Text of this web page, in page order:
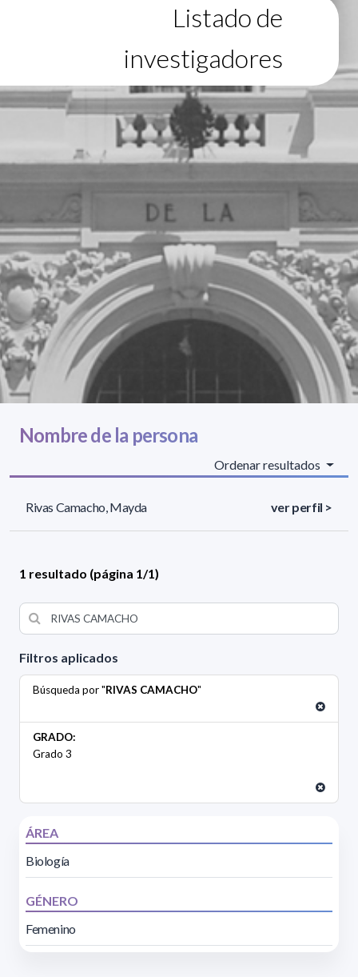
Listado de
investigadores
Filtros aplicados
Búsqueda por "RIVAS CAMACHO"
GRADO:
Grado 3
ÁREA
Biología
GÉNERO
Femenino
Nombre de la persona
Ordenar resultados
Rivas Camacho, Mayda ver perfil >
1 resultado (página 1/1)